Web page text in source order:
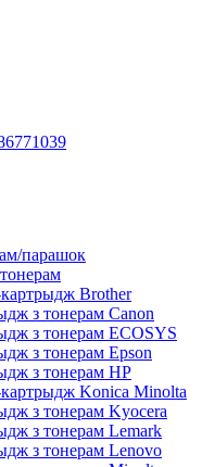
парашок
Brother
з тонерам Canon
з тонерам ECOSYS
з тонерам Epson
з тонерам HP
Konica Minolta
з тонерам Kyocera
з тонерам Lemark
з тонерам Lenovo